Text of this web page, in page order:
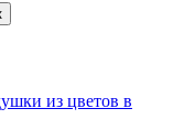
из цветов в